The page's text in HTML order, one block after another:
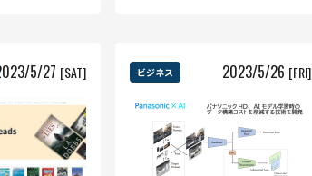
/5/27 [SAT] ビジネス 2023/5/26 [FRI]